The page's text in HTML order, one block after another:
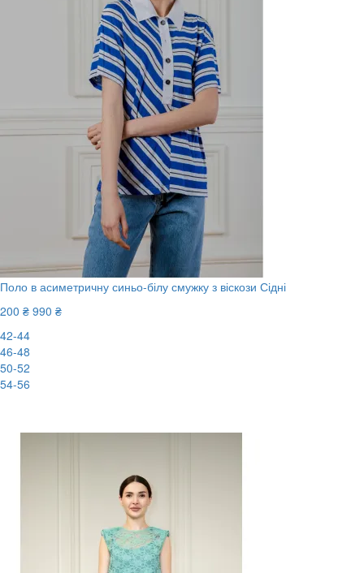
Поло в асиметричну синьо-білу смужку з віскози Сідні
200 ₴ 990 ₴
42-44
46-48
50-52
54-56